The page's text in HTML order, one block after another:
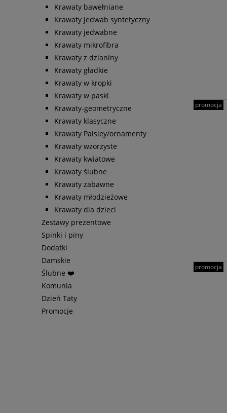
Krawaty bawełniane
Krawaty jedwab syntetyczny
Krawaty jedwabne
Krawaty mikrofibra
Krawaty z dzianiny
Krawaty gładkie
Krawaty w kropki
Krawaty w paski
Krawaty-geometryczne
Krawaty klasyczne
Krawaty Paisley/ornamenty
Krawaty wzorzyste
Krawaty kwiatowe
Krawaty ślubne
Krawaty zabawne
Krawaty młodzieżowe
Krawaty dla dzieci
Zestawy prezentowe
Spinki i piny
Dodatki
Damskie
Ślubne ❤️
Komunia
Dzień Taty
Promocje
promocja
promocja